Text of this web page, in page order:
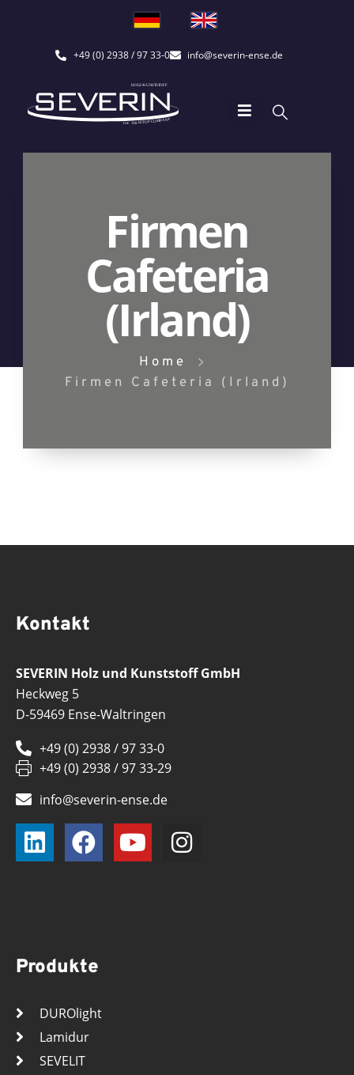
+49 (0) 2938 / 97 33-0 info@severin-ense.de
Firmen
Cafeteria
(Irland)
Home
Firmen Cafeteria (Irland)
Kontakt
SEVERIN Holz und Kunststoff GmbH
Heckweg 5
D-59469 Ense-Waltringen
+49 (0) 2938 / 97 33-0
+49 (0) 2938 / 97 33-29
info@severin-ense.de
Produkte
DUROlight
Lamidur
SEVELIT